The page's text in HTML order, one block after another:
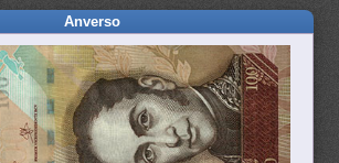
Anverso